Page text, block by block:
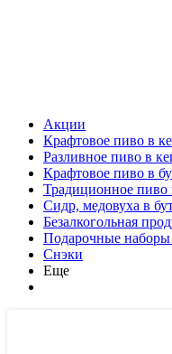
Акции
Крафтовое пиво в
Разливное пиво в
Крафтовое пиво в
Традиционное пиво
Сидр, медовуха в
Безалкогольная
Подарочные
Снэки
Еще